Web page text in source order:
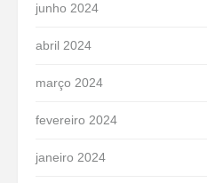
junho 2024
abril 2024
março 2024
fevereiro 2024
janeiro 2024